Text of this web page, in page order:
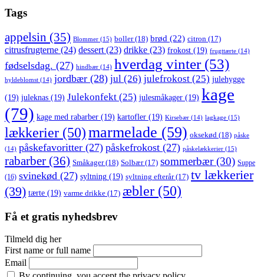
Jordbær likør
Tags
appelsin (35) Blommer (15) boller(18) brød (22) citron (17)
citrusfrugterne (24) dessert (23) drikke (23) frokost (19) frugttærte (14)
fødselsdag. (27) hindbær (14) hverdag vinter(53)
hyldeblomst (14) jordbær (28) jul (26) julefrokost (25) julehygge
(19) juleknas (19) Julekonfekt (25) julesmåkager (19) kage
(79) kage med rabarber (19) kartofler (19) Kirsebær (14) lagkage (15)
lækkerier (50)marmelade (59) oksekød (18) påske
(14) påskefavoritter (27) påskefrokost (27) påskelækkerier (15)
rabarber (36) Småkager(18) Solbær(17) sommerbær(30) Suppe
(16) svinekød (27) syltning (19) syltning efterår(17) tv lækkerier
(39) tærte (19) varme drikke (17) æbler (50)
Få et gratis nyhedsbrev
Tilmeld dig her
First name or full name
Email